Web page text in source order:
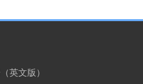
英文版）